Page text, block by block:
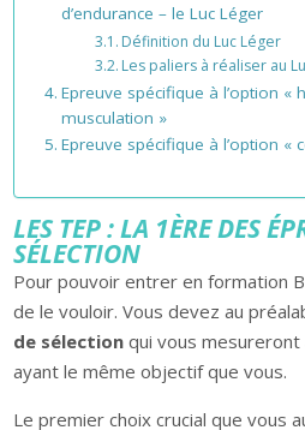
d’endurance – le Luc Léger
Définition du Luc Léger
Les paliers à réaliser au
Epreuve spécifique à l’option «
musculation »
Epreuve spécifique à l’option «
LES TEP : LA 1ÈRE DES
SÉLECTION
Pour pouvoir entrer en formation
de le vouloir. Vous devez au
de sélection qui vous
ayant le même objectif que vous.
Le premier choix crucial que vous